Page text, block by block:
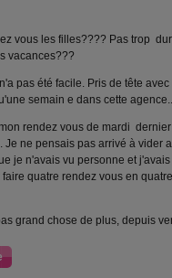
vous les filles???? Pas trop
vacances???
pas été facile. Pris de tête
semain e dans cette
rendez vous de mardi
Je ne pensais pas arrivé à vider
je n'avais vu personne et
faire quatre rendez vous en
grand chose de plus, depuis